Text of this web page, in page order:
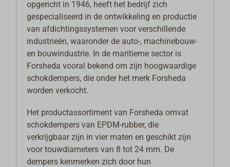
opgericht in 1946, heeft het bedrijf zich
gespecialiseerd in de ontwikkeling en productie
van afdichtingssystemen voor verschillende
industrieën, waaronder de auto-, machinebouw-
en bouwindustrie. In de maritieme sector is
Forsheda vooral bekend om zijn hoogwaardige
schokdempers, die onder het merk Forsheda
worden verkocht.
Het productassortiment van Forsheda omvat
schokdempers van EPDM-rubber, die
verkrijgbaar zijn in vier maten en geschikt zijn
voor touwdiameters van 8 tot 24 mm. De
dempers kenmerken zich door hun